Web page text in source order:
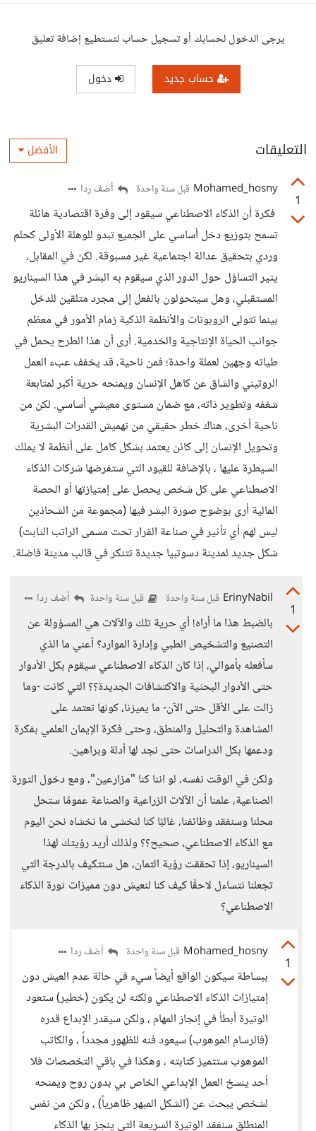
يرجى الدخول لحسابك أو تسجيل حساب لتستطيع إضافة تعليق
حساب جديد دخول
التعليقات الأفضل
1
Mohamed_hosny قبل سنة واحدة أضف ردا
فكرة أن الذكاء الاصطناعي سيقود إلى وفرة اقتصادية هائلة
تسمح بتوزيع دخل أساسي على الجميع تبدو للوهلة الأولى كحلم
وردي بتحقيق عدالة اجتماعية غير مسبوقة. لكن في المقابل،
يثير التساؤل حول الدور الذي سيقوم به البشر في هذا السيناريو
المستقبلي، وهل سيتحولون بالفعل إلى مجرد متلقين للدخل
بينما تتولى الروبوتات والأنظمة الذكية زمام الأمور في معظم
جوانب الحياة الإنتاجية والخدمية. أرى أن هذا الطرح يحمل في
طياته وجهين لعملة واحدة؛ فمن ناحية، قد يخفف عبء العمل
الروتيني والشاق عن كاهل الإنسان ويمنحه حرية أكبر لمتابعة
شغفه وتطوير ذاته، مع ضمان مستوى معيشي أساسي. لكن من
ناحية أخرى، هناك خطر حقيقي من تهميش القدرات البشرية
وتحويل الإنسان إلى كائن يعتمد بشكل كامل على أنظمة لا يملك
السيطرة عليها ، بالإضافة للقيود التي ستفرضها شركات الذكاء
الاصطناعي على كل شخص يحصل على إمتيازتها أو الحصة
المالية أرى بوضوح صورة البشر فيها (مجموعة من الشحاذين
ليس لهم أي تأثير في صناعة القرار تحت مسمى الراتب الثابت)
شكل جديد لمدينة دسوتبيا جديدة تتنكر في قالب مدينة فاضلة.
1
ErinyNabil قبل سنة واحدة قبل سنة واحدة أضف ردا
بالضبط هذا ما أراه! أي حرية تلك والآلات هي المسؤولة عن
التصنيع والتشخيص الطبي وإدارة الموارد؟ أعني ما الذي
سأفعله بأموالي، إذا كان الذكاء الاصطناعي سيقوم بكل الأدوار
حتى الأدوار البحثية والاكتشافات الجديدة؟؟ التي كانت -وما
زالت على الأقل حتى الآن- ما يميزنا، كونها تعتمد على
المشاهدة والتحليل والمنطق، وحتى فكرة الإيمان العلمي بفكرة
ودعمها بكل الدراسات حتى نجد لها أدلة وبراهين.
ولكن في الوقت نفسه، لو اننا كنا "مزارعين"، ومع دخول الثورة
الصناعية، علمنا أن الآلات الزراعية والصناعة عمومًا ستحل
محلنا وسنفقد وظائفنا، غالبًا كنا لنخشى ما نخشاه نحن اليوم
مع الذكاء الاصطناعي، صحيح؟؟ ولذلك أريد رؤيتك لهذا
السيناريو، إذا تحققت رؤية التمان، هل سنتكيف بالدرجة التي
تجعلنا نتساءل لاحقًا كيف كنا لنعيش دون مميزات ثورة الذكاء
الاصطناعي؟
1
Mohamed_hosny قبل سنة واحدة أضف ردا
ببساطة سيكون الواقع أيضاً سيء في حالة عدم العيش دون
إمتيازات الذكاء الاصطناعي ولكنه لن يكون (خطير) ستعود
الوتيرة أبطأ في إنجاز المهام ، ولكن سيقدر الإبداع قدره
(فالرسام الموهوب) سيعود فنه للظهور مجدداً ، والكاتب
الموهوب ستتميز كتابته ، وهكذا في باقي التخصصات فلا
أحد ينسخ العمل الإبداعي الخاص بي بدون روح ويمنحه
لشخص يبحث عن (الشكل المبهر ظاهرياً) ، ولكن من نفس
المنطلق سنفقد الوتيرة السريعة التي ينجز بها الذكاء